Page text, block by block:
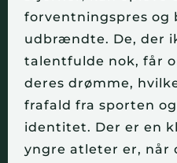
forventningspres og
udbrændte. De, der
talentfulde nok, får
deres drømme,
frafald fra sporten
identitet. Der er en
yngre atleter er, når